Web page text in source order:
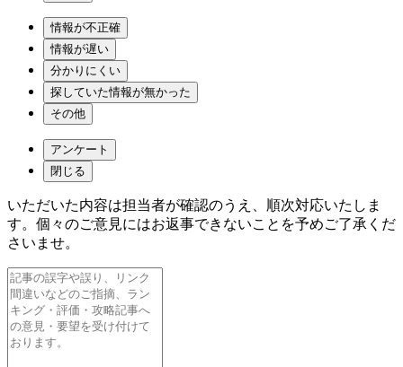
情報が不正確
情報が遅い
分かりにくい
探していた情報が無かった
その他
アンケート
閉じる
いただいた内容は担当者が確認のうえ、順次対応いたしま
す。個々のご意見にはお返事できないことを予めご了承くだ
さいませ。